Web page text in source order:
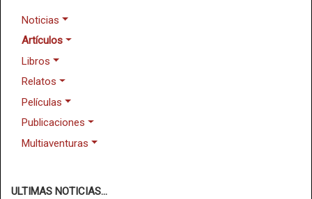
Noticias
Artículos
Libros
Relatos
Películas
Publicaciones
Multiaventuras
ULTIMAS NOTICIAS...